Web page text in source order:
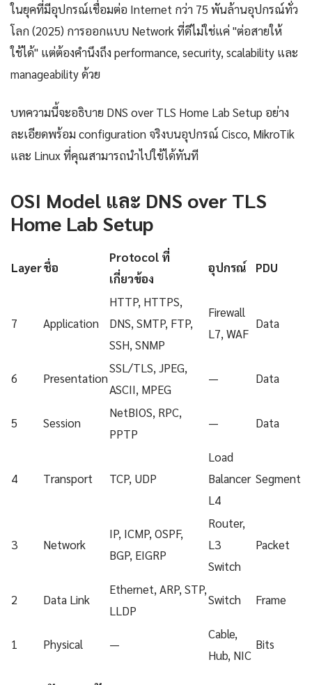
ในยุคที่มีอุปกรณ์เชื่อมต่อ Internet กว่า 75 พันล้านอุปกรณ์ทั่ว
โลก (2025) การออกแบบ Network ที่ดีไม่ใช่แค่ "ต่อสายให้
ใช้ได้" แต่ต้องคำนึงถึง performance, security, scalability และ
manageability ด้วย
บทความนี้จะอธิบาย DNS over TLS Home Lab Setup อย่าง
ละเอียดพร้อม configuration จริงบนอุปกรณ์ Cisco, MikroTik
และ Linux ที่คุณสามารถนำไปใช้ได้ทันที
OSI Model และ DNS over TLS
Home Lab Setup
Layerชื่อ
Protocol ที่
เกี่ยวข้อง
อุปกรณ์ PDU
7 Application
HTTP, HTTPS,
DNS, SMTP, FTP,
SSH, SNMP
Firewall
L7, WAF
Data
6 Presentation
SSL/TLS, JPEG,
ASCII, MPEG
— Data
5 Session
NetBIOS, RPC,
PPTP
— Data
4 Transport TCP, UDP
Load
Balancer
L4
Segment
3 Network
IP, ICMP, OSPF,
BGP, EIGRP
Router,
L3
Switch
Packet
2 Data Link
Ethernet, ARP, STP,
LLDP
Switch Frame
1 Physical —
Cable,
Hub, NIC
Bits